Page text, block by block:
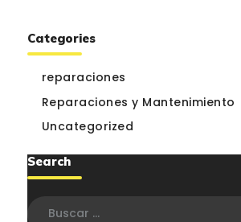
Categories
reparaciones
Reparaciones y Mantenimiento
Uncategorized
Search